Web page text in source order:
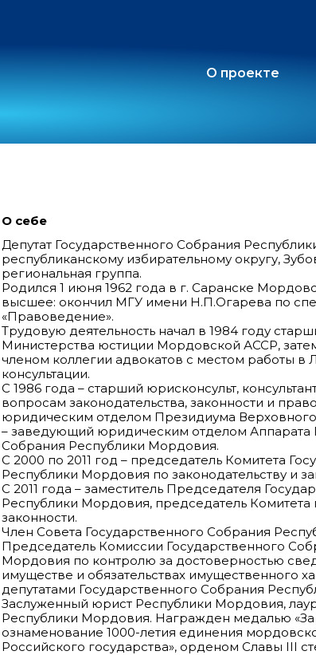
О проекте
О себе
Депутат Государственного Собрания
республиканскому избирательному округу,
региональная группа.
Родился 1 июня 1962 года в г. Саранске
высшее: окончил МГУ имени Н.П.Огарева по
«Правоведение».
Трудовую деятельность начал в 1984 году
Министерства юстиции Мордовской АССР,
членом коллегии адвокатов с местом работы
консультации.
С 1986 года – старший юрисконсульт,
вопросам законодательства, законности и
юридическим отделом Президиума
– заведующий юридическим отделом Аппарата
Собрания Республики Мордовия.
С 2000 по 2011 год – председатель Комитета
Республики Мордовия по законодательству и
С 2011 года – заместитель Председателя
Республики Мордовия, председатель Комитета
законности.
Член Совета Государственного Собрания
Председатель Комиссии Государственного
Мордовия по контролю за достоверностью
имуществе и обязательствах имущественного
депутатами Государственного Собрания
Заслуженный юрист Республики Мордовия,
Республики Мордовия. Награжден медалью «За
ознаменование 1000-летия единения
Российского государства», орденом Славы III